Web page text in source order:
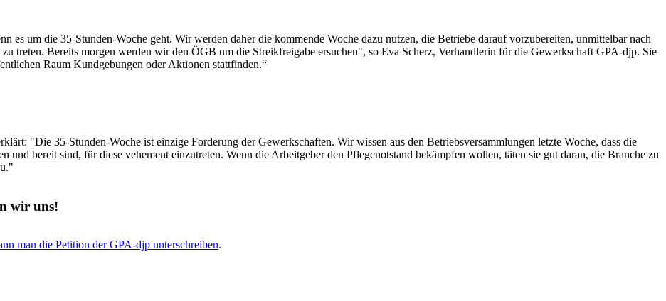
es um die 35-Stunden-Woche geht. Wir werden daher die kommende Woche dazu nutzen, die Betriebe darauf vorzubereiten, unmittelbar nach
treten. Bereits morgen werden wir den ÖGB um die Streikfreigabe ersuchen", so Eva Scherz, Verhandlerin für die Gewerkschaft GPA-djp. Sie
Raum Kundgebungen oder Aktionen stattfinden.“
"Die 35-Stunden-Woche ist einzige Forderung der Gewerkschaften. Wir wissen aus den Betriebsversammlungen letzte Woche, dass die
und bereit sind, für diese vehement einzutreten. Wenn die Arbeitgeber den Pflegenotstand bekämpfen wollen, täten sie gut daran, die Branche zu
wir uns!
man die Petition der GPA-djp unterschreiben.